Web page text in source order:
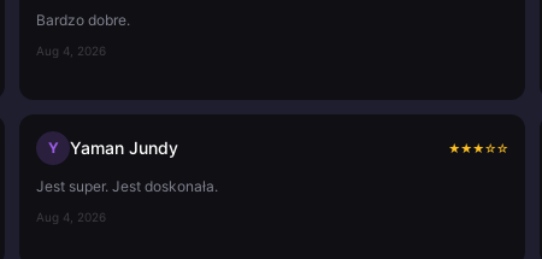
Bardzo dobre.
Aug 4, 2026
Y Yaman Jundy ★★★☆☆
Jest super. Jest doskonała.
Aug 4, 2026